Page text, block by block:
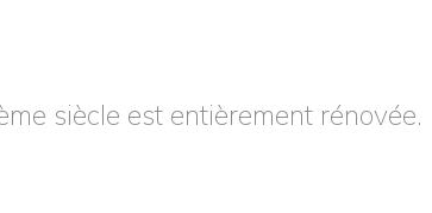
siècle est entièrement rénovée.